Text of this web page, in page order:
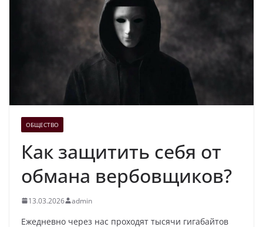
ОБЩЕСТВО
Как защитить себя от
обмана вербовщиков?
13.03.2026 admin
Ежедневно через нас проходят тысячи гигабайтов